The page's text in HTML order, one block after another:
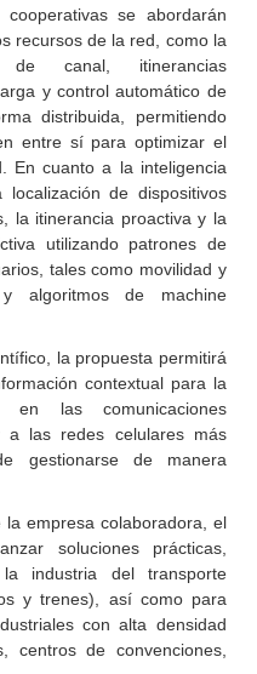
se abordarán
recursos de la red, como la
de canal, itinerancias
y control automático de
distribuida, permitiendo
entre sí para optimizar el
En cuanto a la inteligencia
de dispositivos
la itinerancia proactiva y la
utilizando patrones de
tales como movilidad y
algoritmos de machine
la propuesta permitirá
contextual para la
en las comunicaciones
a las redes celulares más
gestionarse de manera
empresa colaboradora, el
soluciones prácticas,
industria del transporte
y trenes), así como para
con alta densidad
centros de convenciones,